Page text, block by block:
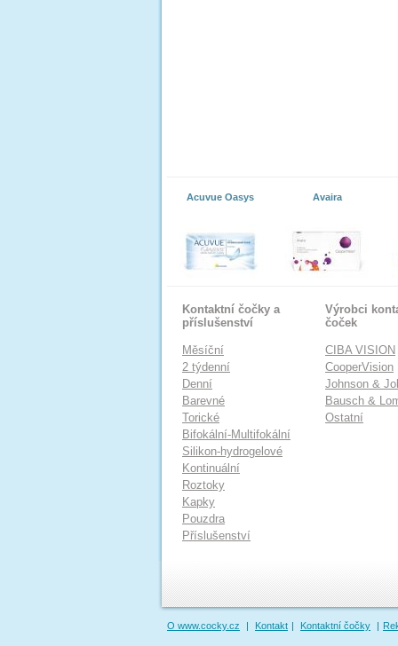
Acuvue Oasys Avaira
Kontaktní čočky a
příslušenství
Měsíční
2 týdenní
Denní
Barevné
Torické
Bifokální-Multifokální
Silikon-hydrogelové
Kontinuální
Roztoky
Kapky
Pouzdra
Příslušenství
Výrobci
čoček
CIBA VISION
CooperVision
Johnson &
Bausch &
Ostatní
O www.cocky.cz | Kontakt | Kontaktní čočky |